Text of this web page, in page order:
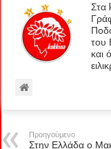
Στα
του
και
Προηγούμενο
Στην Ελλάδα ο